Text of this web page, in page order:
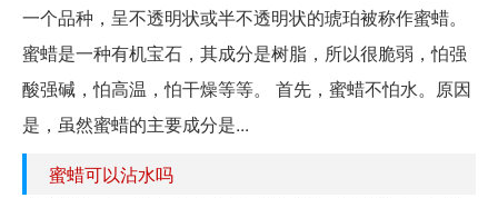
一个品种，呈不透明状或半不透明状的琥珀被称作蜜蜡。
蜜蜡是一种有机宝石，其成分是树脂，所以很脆弱，怕强
酸强碱，怕高温，怕干燥等等。 首先，蜜蜡不怕水。原因
是，虽然蜜蜡的主要成分是...
蜜蜡可以沾水吗